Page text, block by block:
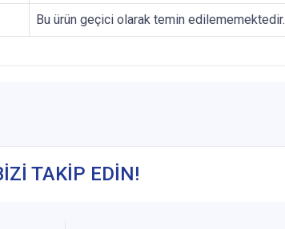
Bu ürün geçici olarak temin edilememektedir.
TAKİP EDİN!